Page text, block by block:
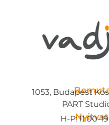
1053, Budapest
PART
H-P: 11:00-